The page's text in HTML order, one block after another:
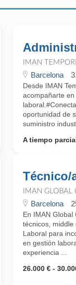
IMAN
Barcelona
Desde IMAN
acompañarte
oportunidad de
suministro
A tiempo
Técnico/
IMAN GLOBAL
Barcelona
En IMAN
técnicos, middle
Laboral para
en gestión
experiencia ...
26.000 € -